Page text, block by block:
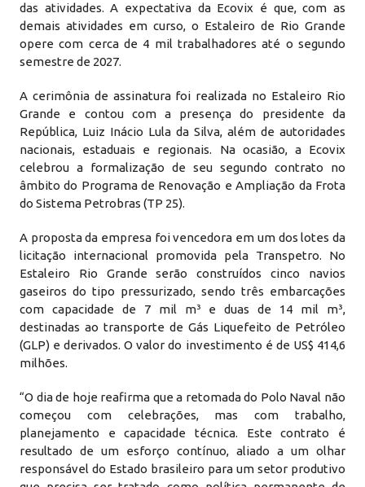
das atividades. A expectativa da Ecovix é que, com as
demais atividades em curso, o Estaleiro de Rio Grande
opere com cerca de 4 mil trabalhadores até o segundo
semestre de 2027.
A cerimônia de assinatura foi realizada no Estaleiro Rio
Grande e contou com a presença do presidente da
República, Luiz Inácio Lula da Silva, além de autoridades
nacionais, estaduais e regionais. Na ocasião, a Ecovix
celebrou a formalização de seu segundo contrato no
âmbito do Programa de Renovação e Ampliação da Frota
do Sistema Petrobras (TP 25).
A proposta da empresa foi vencedora em um dos lotes da
licitação internacional promovida pela Transpetro. No
Estaleiro Rio Grande serão construídos cinco navios
gaseiros do tipo pressurizado, sendo três embarcações
com capacidade de 7 mil m³ e duas de 14 mil m³,
destinadas ao transporte de Gás Liquefeito de Petróleo
(GLP) e derivados. O valor do investimento é de US$ 414,6
milhões.
“O dia de hoje reafirma que a retomada do Polo Naval não
começou com celebrações, mas com trabalho,
planejamento e capacidade técnica. Este contrato é
resultado de um esforço contínuo, aliado a um olhar
responsável do Estado brasileiro para um setor produtivo